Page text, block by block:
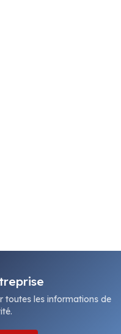
toutes les informations de